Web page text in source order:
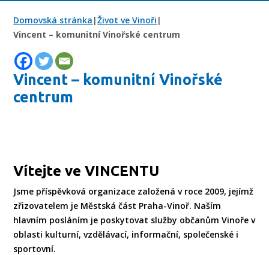
Domovská stránka |Život ve Vinoři |
Vincent – komunitní Vinořské centrum
Vincent – komunitní Vinořské
centrum
Vítejte ve VINCENTU
Jsme příspěvková organizace založená v roce 2009, jejímž
zřizovatelem je Městská část Praha-Vinoř. Naším
hlavním posláním je poskytovat služby občanům Vinoře v
oblasti kulturní, vzdělávací, informační, společenské i
sportovní.